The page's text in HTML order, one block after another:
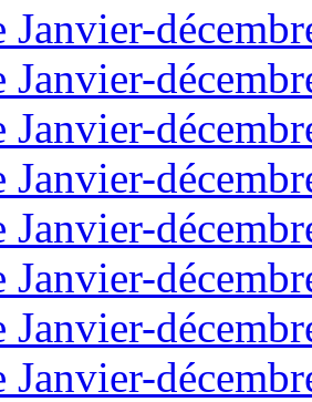
Janvier-
Janvier-
Janvier-
Janvier-
Janvier-
Janvier-
Janvier-
Janvier-